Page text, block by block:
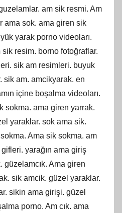
am sik resmi. Am
ama sok. ama giren sik
yarak porno videoları.
resim. borno fotoğraflar.
sik am resimleri. buyuk
sik am. amcikyarak. en
içine boşalma videoları.
sokma. ama giren yarrak.
yaraklar. sok ama sik.
Ama sik sokma. am
yarağın ama giriş
güzelamcık. Ama giren
sik amcik. güzel yaraklar.
sikin ama girişi. güzel
porno. Am cık. ama